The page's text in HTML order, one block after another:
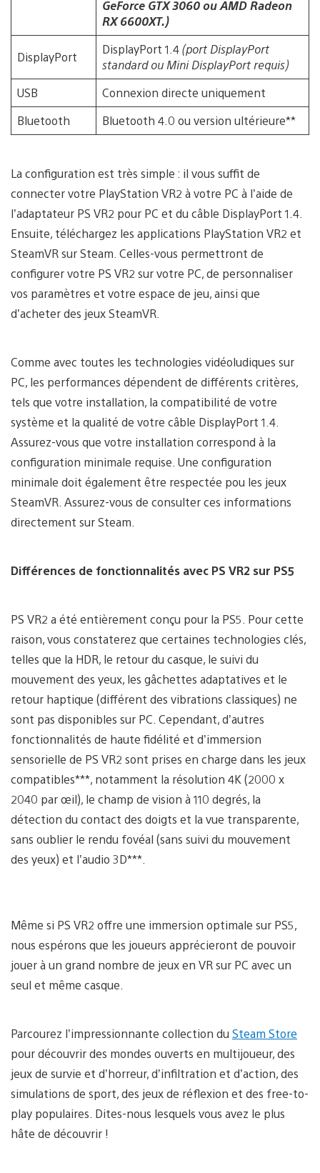
GeForce GTX 3060 ou AMD Radeon
RX 6600XT.)
DisplayPort
DisplayPort 1.4(port DisplayPort
standard ou Mini DisplayPort requis)
USB
Connexion directe uniquement
Bluetooth
Bluetooth 4.0 ou version ultérieure**
La configuration est très simple : il vous suffit de
connecter votre PlayStation VR2 à votre PC à l’aide de
l’adaptateur PS VR2 pour PC et du câble DisplayPort 1.4.
Ensuite, téléchargez les applications PlayStation VR2 et
SteamVR sur Steam. Celles-vous permettront de
configurer votre PS VR2 sur votre PC, de personnaliser
vos paramètres et votre espace de jeu, ainsi que
d’acheter des jeux SteamVR.
Comme avec toutes les technologies vidéoludiques sur
PC, les performances dépendent de différents critères,
tels que votre installation, la compatibilité de votre
système et la qualité de votre câble DisplayPort 1.4.
Assurez-vous que votre installation correspond à la
configuration minimale requise. Une configuration
minimale doit également être respectée pou les jeux
SteamVR. Assurez-vous de consulter ces informations
directement sur Steam.
Différences de fonctionnalités avec PS VR2 sur PS5
PS VR2 a été entièrement conçu pour la PS5. Pour cette
raison, vous constaterez que certaines technologies clés,
telles que la HDR, le retour du casque, le suivi du
mouvement des yeux, les gâchettes adaptatives et le
retour haptique (différent des vibrations classiques) ne
sont pas disponibles sur PC. Cependant, d’autres
fonctionnalités de haute fidélité et d’immersion
sensorielle de PS VR2 sont prises en charge dans les jeux
compatibles***, notamment la résolution 4K (2000 x
2040 par œil), le champ de vision à 110 degrés, la
détection du contact des doigts et la vue transparente,
sans oublier le rendu fovéal (sans suivi du mouvement
des yeux) et l’audio 3D***.
Même si PS VR2 offre une immersion optimale sur PS5,
nous espérons que les joueurs apprécieront de pouvoir
jouer à un grand nombre de jeux en VR sur PC avec un
seul et même casque.
Parcourez l’impressionnante collection du Steam Store
pour découvrir des mondes ouverts en multijoueur, des
jeux de survie et d’horreur, d’infiltration et d’action, des
simulations de sport, des jeux de réflexion et des free-to-
play populaires. Dites-nous lesquels vous avez le plus
hâte de découvrir !